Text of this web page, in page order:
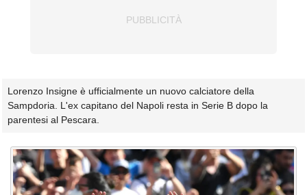
Lorenzo Insigne è ufficialmente un nuovo calciatore della
Sampdoria. L'ex capitano del Napoli resta in Serie B dopo la
parentesi al Pescara.